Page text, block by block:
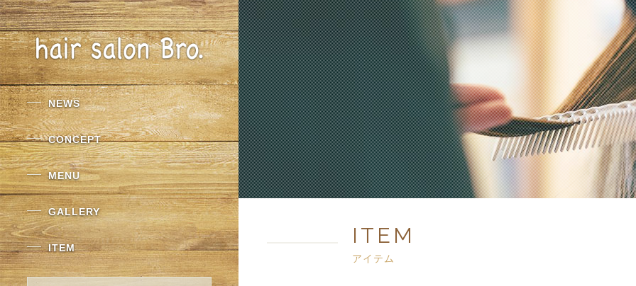
NEWS
CONCEPT
MENU
GALLERY
ITEM ITEM
アイテム